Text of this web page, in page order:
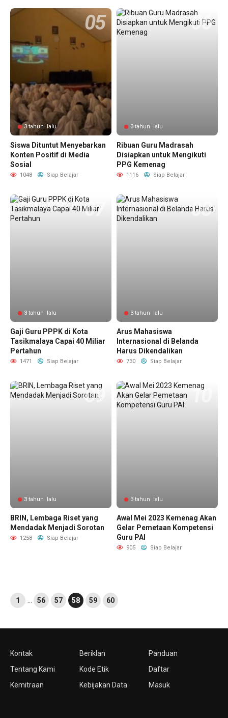
3 tahun lalu
Siswa Dituntut Menyebarkan
Konten Positif di Media
Sosial
1048 Siap Belajar
3 tahun lalu
Ribuan Guru Madrasah
Disiapkan untuk Mengikuti
PPG Kemenag
1116 Siap Belajar
3 tahun lalu
Gaji Guru PPPK di Kota
Tasikmalaya Capai 40 Miliar
Pertahun
1471 Siap Belajar
3 tahun lalu
Arus Mahasiswa
Internasional di Belanda
Harus Dikendalikan
730 Siap Belajar
3 tahun lalu
BRIN, Lembaga Riset yang
Mendadak Menjadi Sorotan
1258 Siap Belajar
3 tahun lalu
Awal Mei 2023 Kemenag Akan
Gelar Pemetaan Kompetensi
Guru PAI
905 Siap Belajar
1 56 57 58 59 60
Kontak
Tentang Kami
Kemitraan
Beriklan
Kode Etik
Kebijakan Data
Panduan
Daftar
Masuk